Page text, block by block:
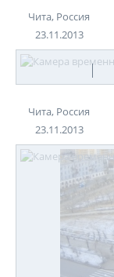
Чита, Россия
23.11.2013
Чита, Россия
23.11.2013